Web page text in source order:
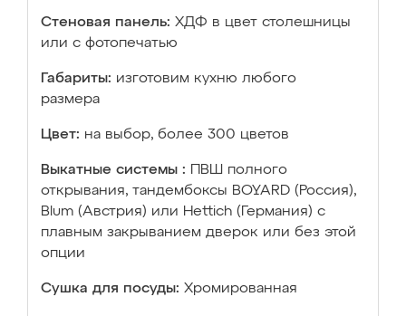
Стеновая панель: ХДФ в цвет столешницы
или с фотопечатью
Габариты: изготовим кухню любого
размера
Цвет: на выбор, более 300 цветов
Выкатные системы :
ПВШ полного
открывания, тандембоксы BOYARD (Россия),
Blum (Австрия) или Hettich (Германия) с
плавным закрыванием дверок или без этой
опции
Сушка для посуды: Хромированная